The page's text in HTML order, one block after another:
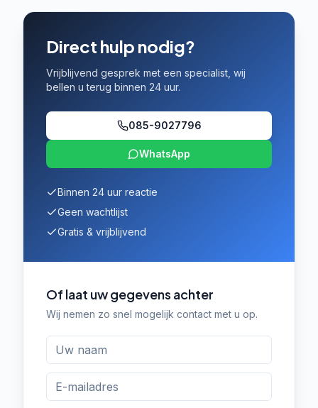
Direct hulp nodig?
Vrijblijvend gesprek met een specialist, wij
bellen u terug binnen 24 uur.
085-9027796
WhatsApp
Binnen 24 uur reactie
Geen wachtlijst
Gratis & vrijblijvend
Of laat uw gegevens achter
Wij nemen zo snel mogelijk contact met u op.